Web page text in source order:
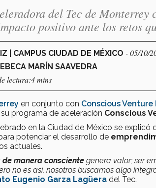
del Tec de Monterrey
positivo ante los retos
| CAMPUS CIUDAD DE MÉXICO - 05/10/
MARÍN SAAVEDRA
lectura:4 mins
en conjunto con Conscious Venture
programa de aceleración Conscious
en la Ciudad de México se explicó
potenciar el desarrollo de
actuales.
de manera consciente genera valor; ser
no es así, nosotros buscamos algo
Eugenio Garza Lagüera del Tec.